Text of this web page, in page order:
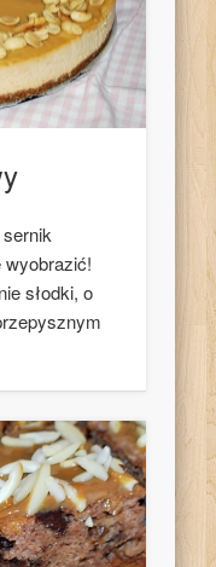
wyobrazić!
słodki, o